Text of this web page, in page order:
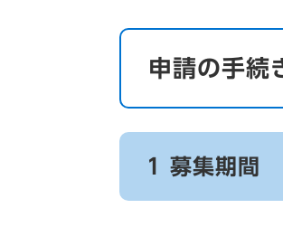
申請の手続
1 募集期間